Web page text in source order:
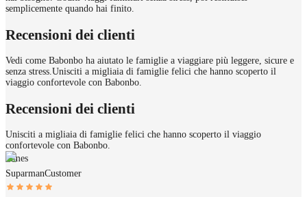
semplicemente quando hai finito.
Recensioni dei clienti
Vedi come Babonbo ha aiutato le famiglie a viaggiare più leggere, sicure e
senza stress.Unisciti a migliaia di famiglie felici che hanno scoperto il
viaggio confortevole con Babonbo.
Recensioni dei clienti
Unisciti a migliaia di famiglie felici che hanno scoperto il viaggio
confortevole con Babonbo.
James
SuparmanCustomer